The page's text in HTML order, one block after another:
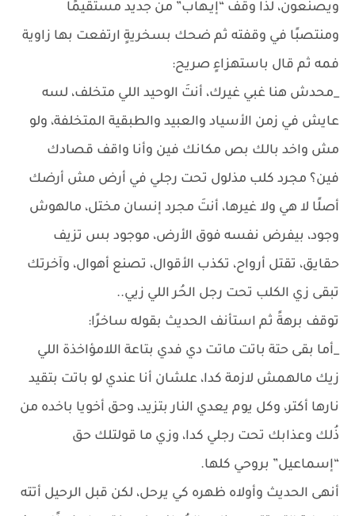
ويصنعون، لذا وقف “إيـهاب” من جديد مستقيمًا
ومنتصبًا في وقفته ثم ضحك بسخريةٍ ارتفعت بها زاوية
فمه ثم قال باستهزاءٍ صريح:
_محدش هنا غبي غيرك، أنتَ الوحيد اللي متخلف، لسه
عايش في زمن الأسياد والعبيد والطبقية المتخلفة، ولو
مش واخد بالك بص مكانك فين وأنا واقف قصادك
فين؟ مجرد كلب مذلول تحت رجلي في أرض مش أرضك
أصلًا لا هي ولا غيرها، أنتَ مجرد إنسان مختل، مالهوش
وجود، بيفرض نفسه فوق الأرض، موجود بس تزيف
حقايق، تقتل أرواح، تكذب الأقوال، تصنع أهوال، وآخرتك
تبقى زي الكلب تحت رجل الحُر اللي زيي..
توقف برهةً ثم استأنف الحديث بقوله ساخرًا:
_أما بقى حتة باتت ماتت دي فدي بتاعة اللامؤاخذة اللي
زيك مالهمش لازمة كدا، علشان أنا عندي لو باتت بتقيد
نارها أكتر، وكل يوم يعدي النار بتزيد، وحق أخويا باخده من
ذُلك وعذابك تحت رجلي كدا، وزي ما قولتلك حق
“إسماعيل” بروحي كلها.
أنهى الحديث وأولاه ظهره كي يرحل، لكن قبل الرحيل أتته